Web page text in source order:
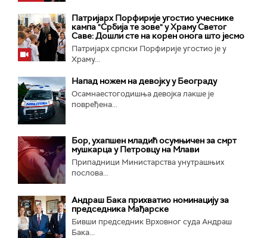
Патријарх Порфирије угостио учеснике
кампа "Србија те зове" у Храму Светог
Саве: Дошли сте на корен онога што јесмо
Патријарх српски Порфирије угостио је у
Храму...
Напад ножем на девојку у Београду
Осамнаестогодишња девојка лакше је
повређена...
Бор, ухапшен младић осумњичен за смрт
мушкарца у Петровцу на Млави
Припадници Министарства унутрашњих
послова...
Андраш Бака прихватио номинацију за
председника Мађарске
Бивши председник Врховног суда Андраш
Бака...